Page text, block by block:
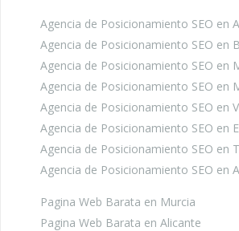
Agencia de Posicionamiento SEO en
Agencia de Posicionamiento SEO en
Agencia de Posicionamiento SEO en
Agencia de Posicionamiento SEO en
Agencia de Posicionamiento SEO en
Agencia de Posicionamiento SEO en
Agencia de Posicionamiento SEO en
Agencia de Posicionamiento SEO en
Pagina Web Barata en Murcia
Pagina Web Barata en Alicante